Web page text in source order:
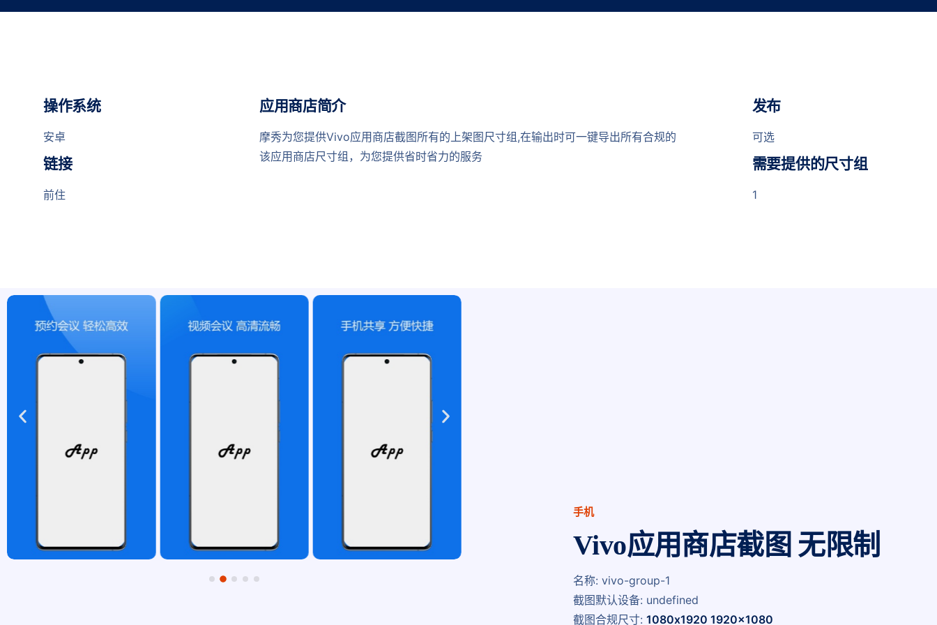
操作系统
安卓
链接
前住
应用商店简介
摩秀为您提供Vivo应用商店截图所有的上架图尺寸组,在输出时可一键导出所有合规的
该应用商店尺寸组，为您提供省时省力的服务
发布
可选
需要提供的尺寸组
1
手机
Vivo应用商店截图 无限制
名称: vivo-group-1
截图默认设备: undefined
截图合规尺寸: 1080x1920 1920x1080